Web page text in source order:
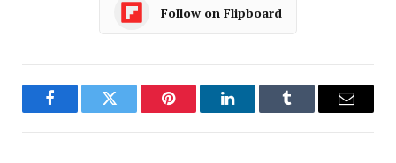
Follow on Flipboard
FacebookTwitter Pinterest LinkedInTumblr Email